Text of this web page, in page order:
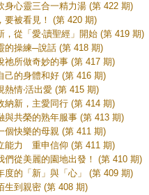
身心靈三合一精力湯 (第 422 期)
要被看見！ (第 420 期)
，從「愛‧讀聖經」開始 (第 419 期)
的操練─說話 (第 418 期)
祂所做奇妙的事 (第 417 期)
己的身體和好 (第 416 期)
熱情‧活出愛 (第 415 期)
納新，主愛同行 (第 414 期)
與共榮的熟年服事 (第 413 期)
個快樂的母親 (第 411 期)
能力 重申信仰 (第 411 期)
們從美麗的園地出發！ (第 410 期)
度的「新」與「心」 (第 409 期)
生到親密 (第 408 期)